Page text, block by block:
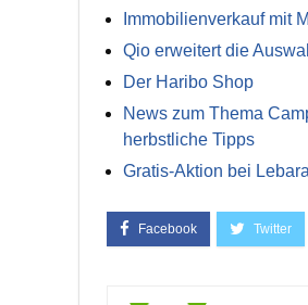
Immobilienverkauf mit
Qio erweitert die
Der Haribo Shop
News zum Thema
herbstliche Tipps
Gratis-Aktion bei